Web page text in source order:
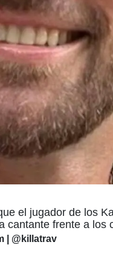
el jugador de los
cantante frente a los
| @killatrav